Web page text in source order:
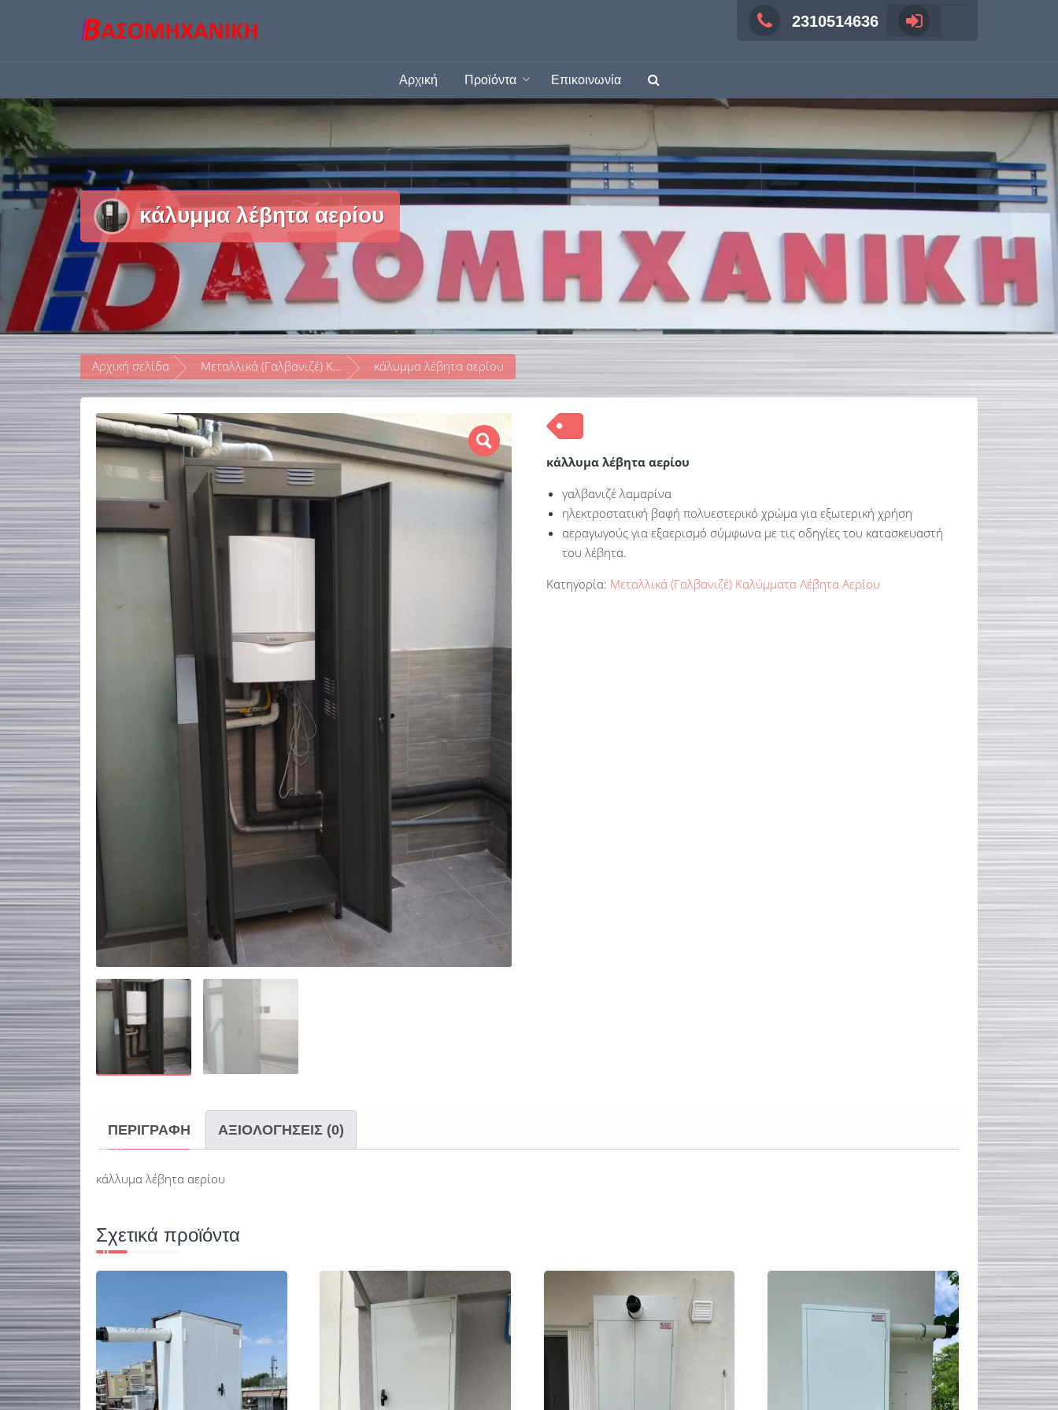
2310514636
Αρχική Προϊόντα Επικοινωνία
κάλυμμα λέβητα αερίου
Αρχική σελίδα Μεταλλικά (Γαλβανιζέ) Καλύμματα Λέβητα Αερίου κάλυμμα λέβητα αερίου
κάλλυμα λέβητα αερίου
γαλβανιζέ λαμαρίνα
ηλεκτροστατική βαφή πολυεστερικό χρώμα για εξωτερική χρήση
αεραγωγούς για εξαερισμό σύμφωνα με τις οδηγίες του κατασκευαστή
του λέβητα.
Κατηγορία: Μεταλλικά (Γαλβανιζέ) Καλύμματα Λέβητα Αερίου
ΠΕΡΙΓΡΑΦΉ ΑΞΙΟΛΟΓΉΣΕΙΣ (0)
κάλλυμα λέβητα αερίου
Σχετικά προϊόντα